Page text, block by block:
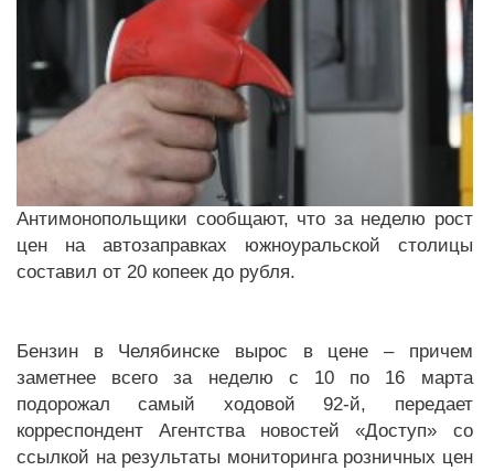
Антимонопольщики сообщают, что за неделю рост
цен на автозаправках южноуральской столицы
составил от 20 копеек до рубля.
Бензин в Челябинске вырос в цене – причем
заметнее всего за неделю с 10 по 16 марта
подорожал самый ходовой 92-й, передает
корреспондент Агентства новостей «Доступ» со
ссылкой на результаты мониторинга розничных цен